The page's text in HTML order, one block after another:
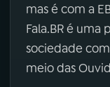
mas é com a
Fala.BR é
sociedade
meio das